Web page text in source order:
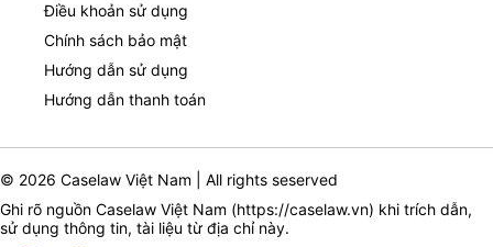
Điều khoản sử dụng
Chính sách bảo mật
Hướng dẫn sử dụng
Hướng dẫn thanh toán
© 2026 Caselaw Việt Nam | All rights seserved
Ghi rõ nguồn Caselaw Việt Nam (https://caselaw.vn) khi trích dẫn,
sử dụng thông tin, tài liệu từ địa chỉ này.